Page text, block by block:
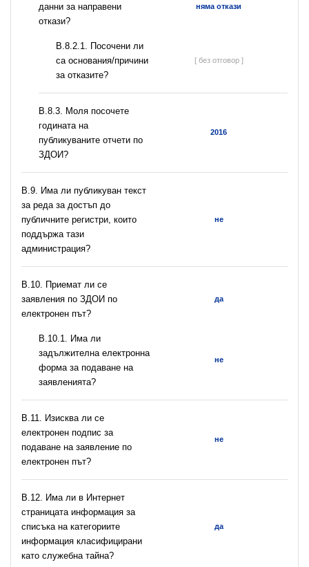
данни за направени
откази?
няма откази
В.8.2.1. Посочени ли
са основания/причини
за отказите?
[ без отговор ]
В.8.3. Моля посочете
годината на
публикуваните отчети по
ЗДОИ?
2016
В.9. Има ли публикуван текст
за реда за достъп до
публичните регистри, които
поддържа тази
администрация?
не
В.10. Приемат ли се
заявления по ЗДОИ по
електронен път?
да
В.10.1. Има ли
задължителна електронна
форма за подаване на
заявленията?
не
В.11. Изисква ли се
електронен подпис за
подаване на заявление по
електронен път?
не
В.12. Има ли в Интернет
страницата информация за
списъка на категориите
информация класифицирани
като служебна тайна?
да